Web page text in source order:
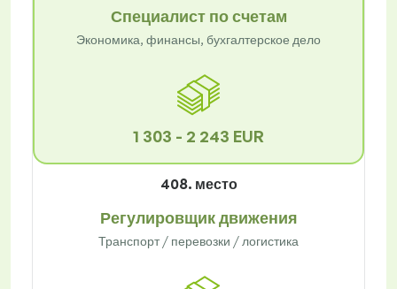
Специалист по счетам
Экономика, финансы, бухгалтерское дело
1 303 - 2 243 EUR
408. место
Регулировщик движения
Транспорт / перевозки / логистика